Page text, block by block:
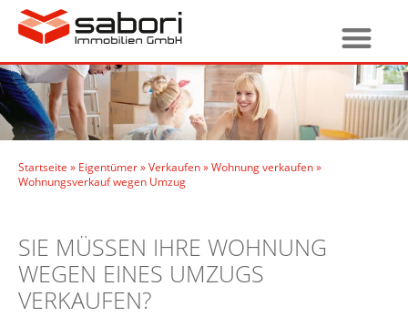
Startseite » Eigentümer»Verkaufen»Wohnung verkaufen»
Wohnungsverkauf wegen Umzug
SIE MÜSSEN IHRE WOHNUNG
WEGEN EINES UMZUGS
VERKAUFEN?